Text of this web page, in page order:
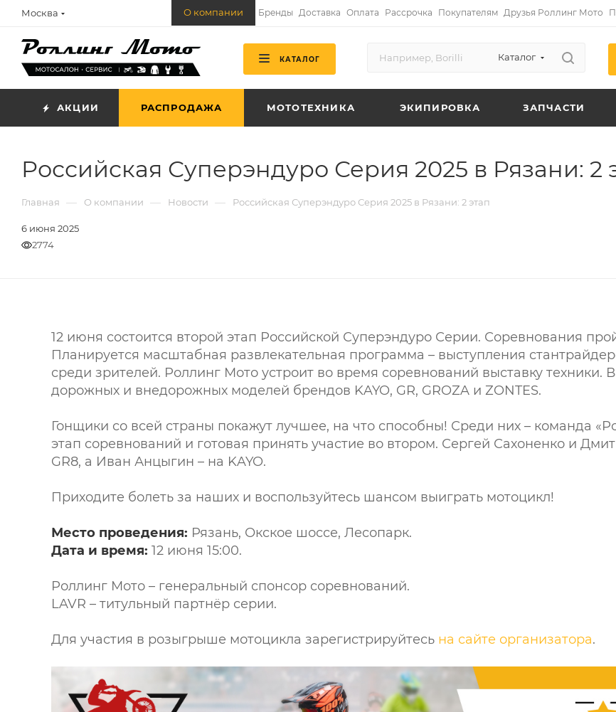
Москва О компании Бренды Доставка Оплата Рассрочка Покупателям Друзья Роллинг Мото
КАТАЛОГ Каталог
АКЦИИ РАСПРОДАЖА МОТОТЕХНИКА ЭКИПИРОВКА ЗАПЧАСТИ
Российская Суперэндуро Серия 2025 в Рязани: 2
Главная — О компании — Новости — Российская Суперэндуро Серия 2025 в Рязани: 2 этап
6 июня 2025
2774
12 июня состоится второй этап Российской Суперэндуро Серии. Соревнования
Планируется масштабная развлекательная программа – выступления
среди зрителей. Роллинг Мото устроит во время соревнований выставку техники.
дорожных и внедорожных моделей брендов KAYO, GR, GROZA и ZONTES.
Гонщики со всей страны покажут лучшее, на что способны! Среди них – команда
этап соревнований и готовая принять участие во втором. Сергей Сахоненко и
GR8, а Иван Анцыгин – на KAYO.
Приходите болеть за наших и воспользуйтесь шансом выиграть мотоцикл!
Место проведения: Рязань, Окское шоссе, Лесопарк.
Дата и время: 12 июня 15:00.
Роллинг Мото – генеральный спонсор соревнований.
LAVR – титульный партнёр серии.
Для участия в розыгрыше мотоцикла зарегистрируйтесь на сайте организатора.